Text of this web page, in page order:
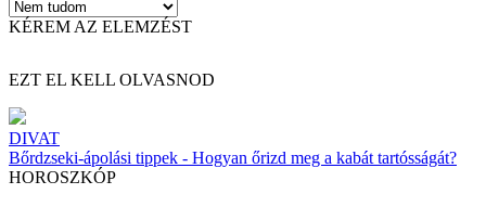
KÉREM AZ ELEMZÉST
EZT EL KELL OLVASNOD
DIVAT
Bőrdzseki-ápolási tippek - Hogyan őrizd meg a kabát tartósságát?
HOROSZKÓP